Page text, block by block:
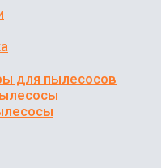
для пылесосов